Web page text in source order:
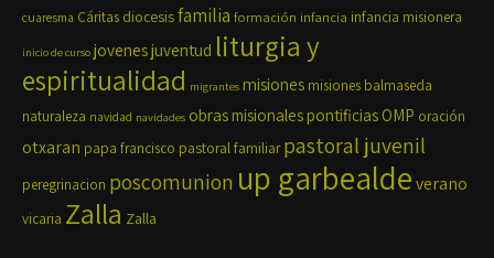
cuaresma Cáritas diocesisfamilia formación infancia infancia misionera
inicio de curso jovenesjuventud liturgia y
espiritualidad migrantes misiones misiones balmaseda
naturaleza navidad navidades obras misionales pontificias OMP oración
otxaran papa francisco pastoral familiar pastoral juvenil
peregrinacion poscomunion up garbealdeverano
vicaria Zalla Zalla